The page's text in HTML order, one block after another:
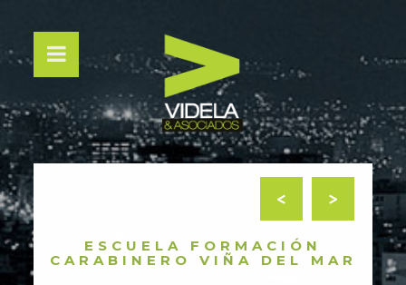
>
<
ESCUELA FORMACIÓN
CARABINERO VIÑA DEL MAR